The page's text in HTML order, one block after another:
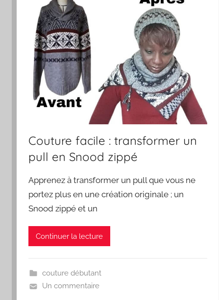
Couture facile : transformer un
pull en Snood zippé
Apprenez à transformer un pull que vous ne
portez plus en une création originale ; un
Snood zippé et un
Continuer la lecture
couture débutant
Un commentaire